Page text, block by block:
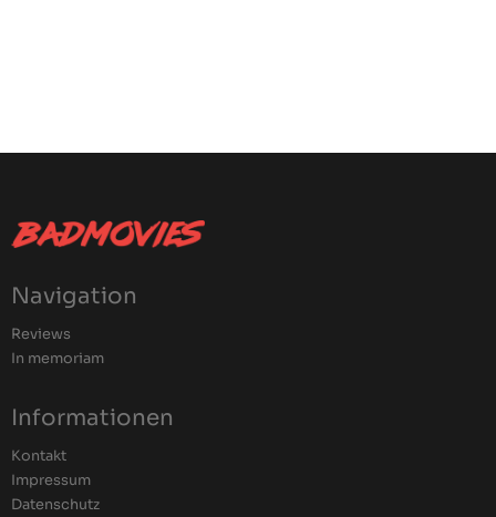
Navigation
Reviews
In memoriam
Informationen
Kontakt
Impressum
Datenschutz